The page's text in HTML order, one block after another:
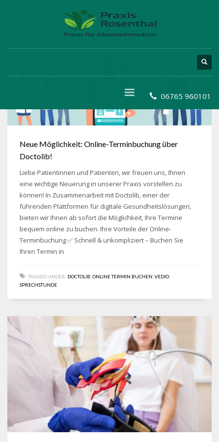
06765 960101
Neue Möglichkeit: Online-Terminbuchung über
Doctolib!
Liebe Patientinnen und Patienten, wir freuen uns, Ihnen
eine wichtige Neuerung in unserer Praxis vorstellen zu
können! In Zusammenarbeit mit Doctolib, einer der
führenden Plattformen für digitale Gesundheitslösungen,
bieten wir Ihnen ab sofort die Möglichkeit, Ihre Termine
bequem online zu buchen. Ihre Vorteile der Online-
Terminbuchung ✅ Schnell & unkompliziert – Buchen Sie
Ihren Termin in
TAGGED UNDER: DOCTOLIB ONLINE TERMIN BUCHEN VEDIO
SPRECHSTUNDE